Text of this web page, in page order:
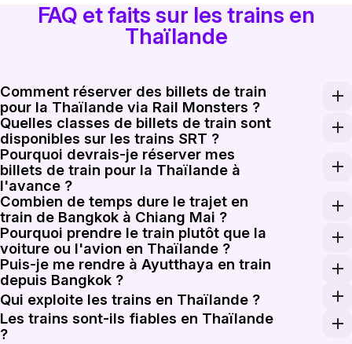
FAQ et faits sur les trains en
Thaïlande
Comment réserver des billets de train
pour la Thaïlande via Rail Monsters ?
Saisissez votre gare de départ, votre gare d'arrivée et
Quelles classes de billets de train sont
disponibles sur les trains SRT ?
Les trains SRT de longue distance proposent
Pourquoi devrais-je réserver mes
billets de train pour la Thaïlande à
l'avance ?
La réservation à l'avance est particulièrement
Combien de temps dure le trajet en
train de Bangkok à Chiang Mai ?
Le trajet entre Bangkok et Chiang Mai dure
Pourquoi prendre le train plutôt que la
voiture ou l'avion en Thaïlande ?
Les trains thaïlandais relient le centre des villes et les
Puis-je me rendre à Ayutthaya en train
depuis Bangkok ?
Oui. Ayutthaya est l'une des villes historiques de
Qui exploite les trains en Thaïlande ?
Le réseau ferroviaire de voyageurs de Thaïlande est
Les trains sont-ils fiables en Thaïlande
?